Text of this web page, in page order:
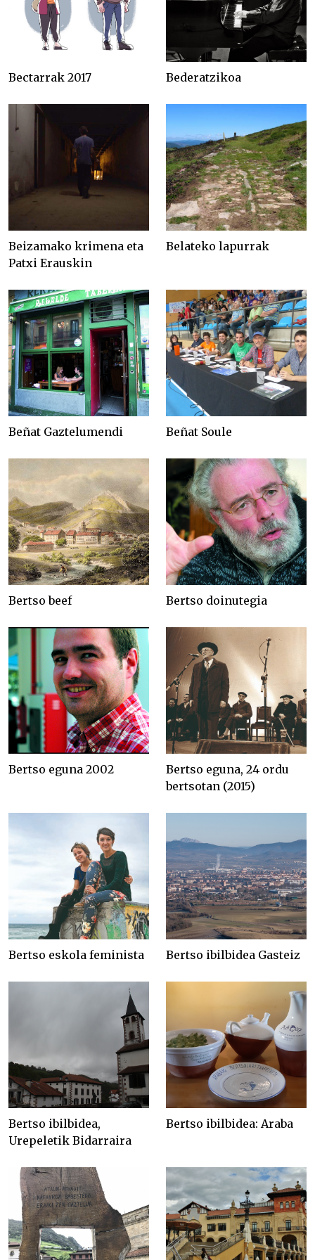
Bectarrak 2017 Bederatzikoa
Beizamako krimena eta
Patxi Erauskin
Belateko lapurrak
Beñat Gaztelumendi Beñat Soule
Bertso beef Bertso doinutegia
Bertso eguna 2002
Bertso eguna, 24 ordu
bertsotan (2015)
Bertso eskola feminista Bertso ibilbidea Gasteiz
Bertso ibilbidea,
Urepeletik Bidarraira
Bertso ibilbidea: Araba